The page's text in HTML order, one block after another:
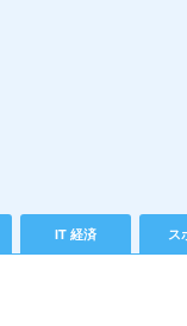
IT 経済 ス